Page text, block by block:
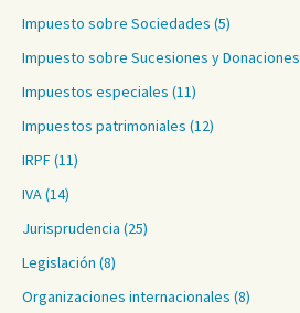
Impuesto sobre Sociedades (5)
Impuesto sobre Sucesiones y Donaciones
Impuestos especiales (11)
Impuestos patrimoniales (12)
IRPF(11)
IVA(14)
Jurisprudencia (25)
Legislación (8)
Organizaciones internacionales (8)